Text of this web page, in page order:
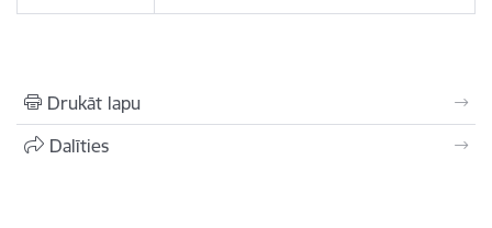
Drukāt lapu
Dalīties